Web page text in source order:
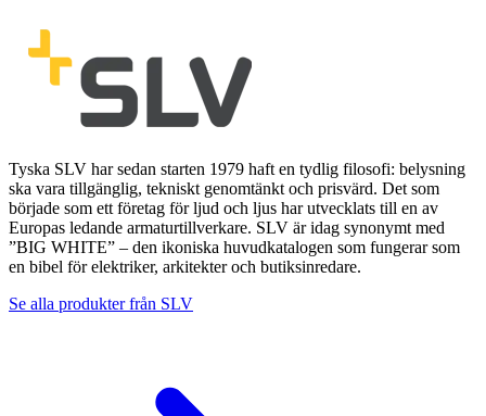
Tyska SLV har sedan starten 1979 haft en tydlig filosofi: belysning
ska vara tillgänglig, tekniskt genomtänkt och prisvärd. Det som
började som ett företag för ljud och ljus har utvecklats till en av
Europas ledande armaturtillverkare. SLV är idag synonymt med
”BIG WHITE” – den ikoniska huvudkatalogen som fungerar som
en bibel för elektriker, arkitekter och butiksinredare.
Se alla produkter från SLV